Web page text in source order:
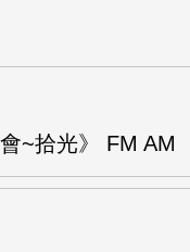
~拾光》 FM AM